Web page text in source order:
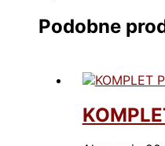
Podobne